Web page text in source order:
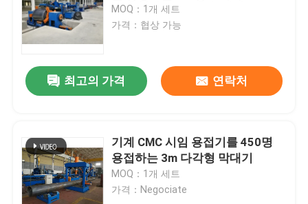
MOQ：1개 세트
가격：협상 가능
최고의 가격 연락처
기계 CMC 시임 용접기를 450명
용접하는 3m 다각형 막대기
MOQ：1개 세트
가격：Negociate